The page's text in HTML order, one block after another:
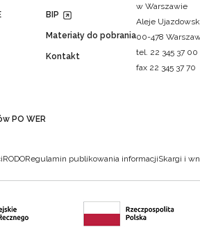
PO WER
BIP
Materiały do pobrania
Kontakt
w Warszawie
Aleje
00-478
tel. 22 345 37 00
fax 22 345 37 70
RODORegulamin publikowania informacjiSkargi i